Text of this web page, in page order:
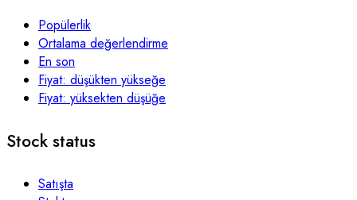
Popülerlik
Ortalama değerlendirme
En son
Fiyat: düşükten yükseğe
Fiyat: yüksekten düşüğe
Stock status
Satışta